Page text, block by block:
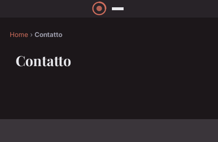
Home › Contatto
Contatto